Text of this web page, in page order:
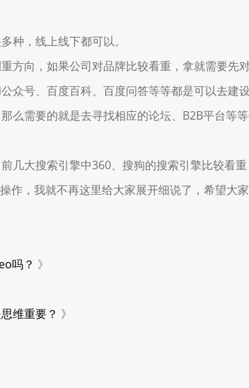
，线上线下都可以。
向，如果公司对品牌比较看重，拿就需要先
众号、百度百科、百度问答等等都是可以去建
需要的就是去寻找相应的论坛、B2B平台等
大搜索引擎中360、搜狗的搜索引擎比较看重
，我就不再这里给大家展开细说了，希望大家
吗？ 》
维重要？ 》